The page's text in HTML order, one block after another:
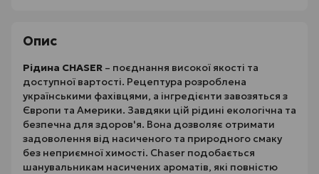
Опис
Рідина CHASER – поєднання високої якості та
доступної вартості. Рецептура розроблена
українськими фахівцями, а інгредієнти завозяться з
Європи та Америки. Завдяки цій рідині екологічна та
безпечна для здоров'я. Вона дозволяє отримати
задоволення від насиченого та природного смаку
без неприємної химості. Chaser подобається
шанувальникам насичених ароматів, які повністю